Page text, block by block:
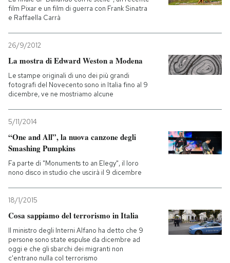
film Pixar e un film di guerra con Frank Sinatra
e Raffaella Carrà
26/9/2012
La mostra di Edward Weston a Modena
Le stampe originali di uno dei più grandi
fotografi del Novecento sono in Italia fino al 9
dicembre, ve ne mostriamo alcune
5/11/2014
“One and All”, la nuova canzone degli
Smashing Pumpkins
Fa parte di "Monuments to an Elegy", il loro
nono disco in studio che uscirà il 9 dicembre
18/1/2015
Cosa sappiamo del terrorismo in Italia
Il ministro degli Interni Alfano ha detto che 9
persone sono state espulse da dicembre ad
oggi e che gli sbarchi dei migranti non
c'entrano nulla col terrorismo